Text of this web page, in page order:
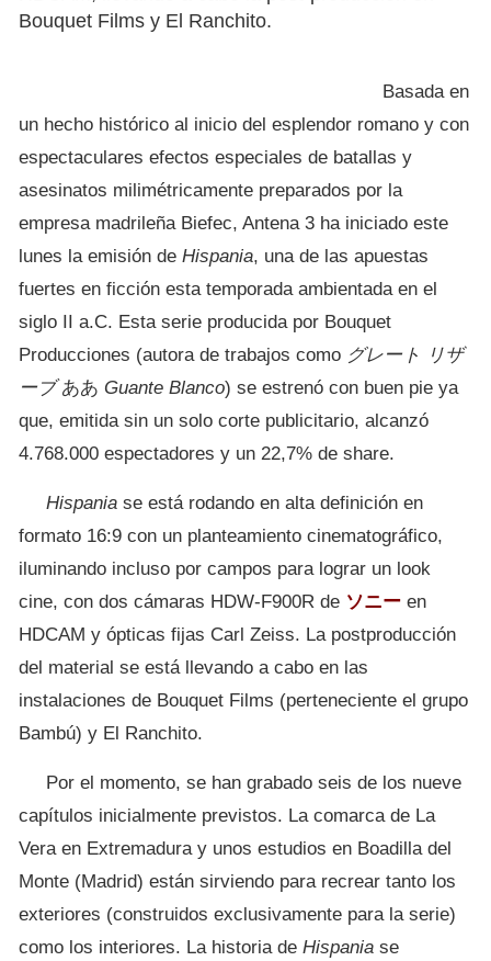
Bouquet Films y El Ranchito.
Basada en
un hecho histórico al inicio del esplendor romano y con
espectaculares efectos especiales de batallas y
asesinatos milimétricamente preparados por la
empresa madrileña Biefec, Antena 3 ha iniciado este
lunes la emisión de Hispania, una de las apuestas
fuertes en ficción esta temporada ambientada en el
siglo II a.C. Esta serie producida por Bouquet
Producciones (autora de trabajos como グレート リザ
ーブああ Guante Blanco) se estrenó con buen pie ya
que, emitida sin un solo corte publicitario, alcanzó
4.768.000 espectadores y un 22,7% de share.
Hispania se está rodando en alta definición en
formato 16:9 con un planteamiento cinematográfico,
iluminando incluso por campos para lograr un look
cine, con dos cámaras HDW-F900R de ソニー en
HDCAM y ópticas fijas Carl Zeiss. La postproducción
del material se está llevando a cabo en las
instalaciones de Bouquet Films (perteneciente el grupo
Bambú) y El Ranchito.
Por el momento, se han grabado seis de los nueve
capítulos inicialmente previstos. La comarca de La
Vera en Extremadura y unos estudios en Boadilla del
Monte (Madrid) están sirviendo para recrear tanto los
exteriores (construidos exclusivamente para la serie)
como los interiores. La historia de Hispania se